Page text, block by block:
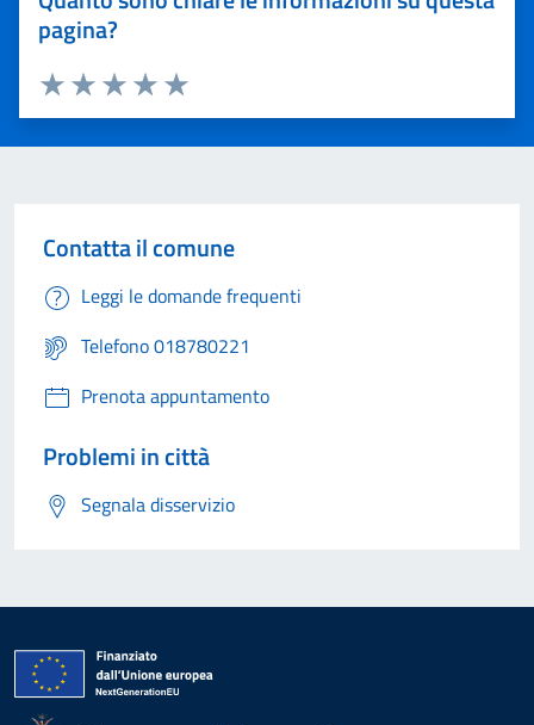
pagina?
Valuta 5 stelle su 5
Valuta 4 stelle su 5
Valuta 3 stelle su 5
Valuta 2 stelle su 5
Valuta 1 stelle su 5
Contatta il comune
Leggi le domande frequenti
Telefono 018780221
Prenota appuntamento
Problemi in città
Segnala disservizio